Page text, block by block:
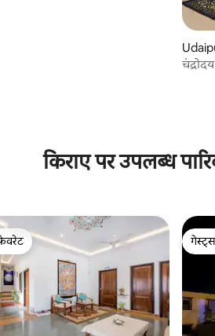
किराए पर उपलब्ध